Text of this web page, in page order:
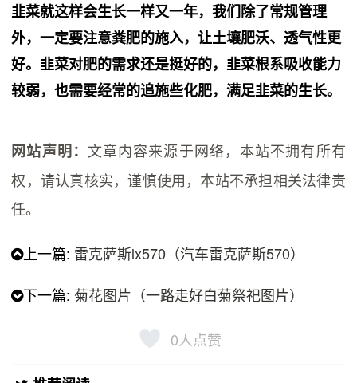
韭菜就这样会生长一样又一年，我们除了常规管理
外，一定要注意粪肥的施入，让土壤肥沃、透气性更
好。韭菜对肥的需求还是挺好的，韭菜根系吸收能力
较弱，也需要经常的追施些化肥，满足韭菜的生长。
网站声明： 文章内容来源于网络，本站不拥有所有
权，请认真核实，谨慎使用，本站不承担相关法律责
任。
上一篇: 雷克萨斯lx570（汽车雷克萨斯570）
下一篇: 菊花图片（一路走好白菊祭祀图片）
0人点赞